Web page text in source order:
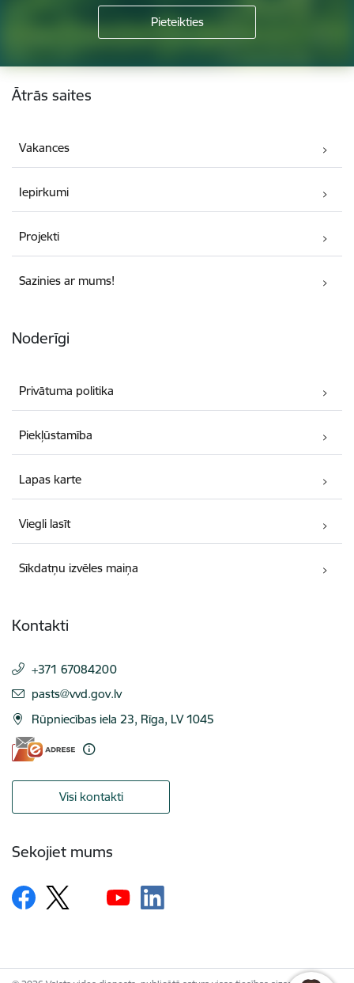
Kājene
Ātrās saites
Vakances
Iepirkumi
Projekti
Sazinies ar mums!
Noderīgi
Privātuma politika
Piekļūstamība
Lapas karte
Viegli lasīt
Sīkdatņu izvēles maiņa
Kontakti
+371 67084200
E-pasts:
pasts@vvd.gov.lv
Rūpniecības iela 23, Rīga, LV 1045
Visi kontakti
Sekojiet mums